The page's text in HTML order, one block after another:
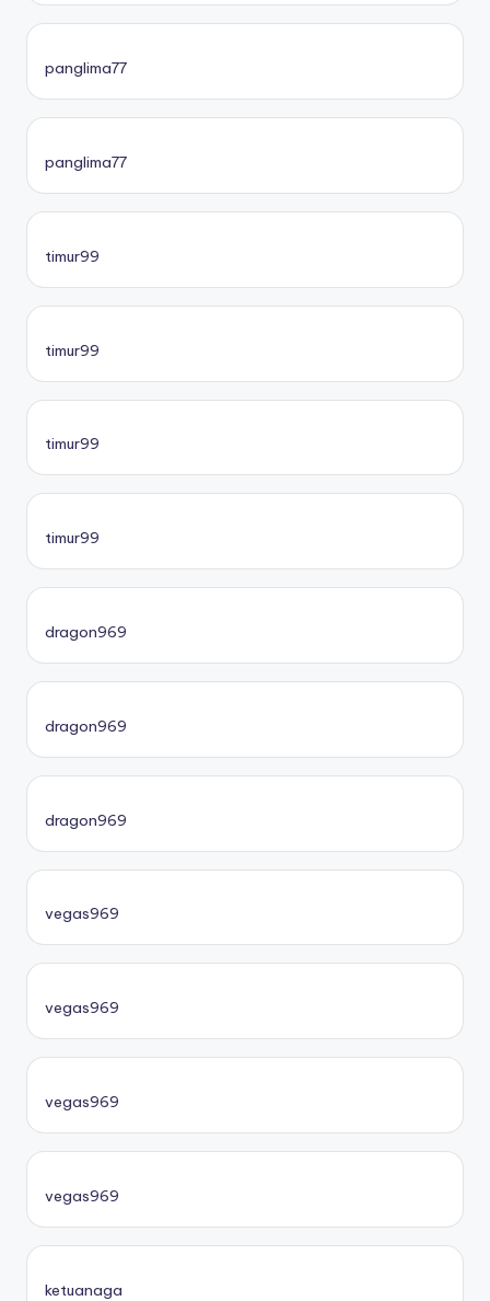
panglima77
panglima77
timur99
timur99
timur99
timur99
dragon969
dragon969
dragon969
vegas969
vegas969
vegas969
vegas969
ketuanaga